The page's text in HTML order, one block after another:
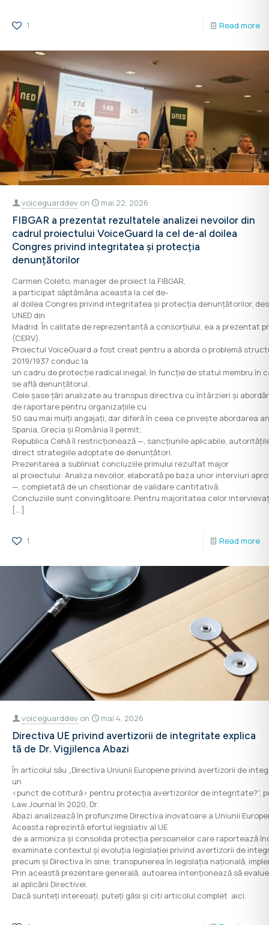
1 Read more
voiceguarddev on mai 22, 2026
FIBGAR a prezentat rezultatele analizei nevoilor din
cadrul proiectului VoiceGuard la cel de-al doilea
Congres privind integritatea și protecția
denunțătorilor
Carmen Coleto, manager de proiect la FIBGAR,
a participat săptămâna aceasta la cel de-
al doilea Congres privind integritatea și protecția denunțătorilor,
UNED din
Madrid. În calitate de reprezentantă a consorțiului, ea a prezentat
(CERV).
Proiectul VoiceGuard a fost creat pentru a aborda o problemă
2019/1937 conduc la
un cadru de protecție radical inegal, în funcție de statul membru în
se află denunțătorul.
Cele șase țări analizate au transpus directiva cu întârzieri și
de raportare pentru organizațiile cu
50 sau mai mulți angajați, dar diferă în ceea ce privește abordarea
Spania, Grecia și România îl permit;
Republica Cehă îl restricționează —, sancțiunile aplicabile,
direct strategiile adoptate de denunțători.
Prezentarea a subliniat concluziile primului rezultat major
al proiectului: Analiza nevoilor, elaborată pe baza unor interviuri
—, completată de un chestionar de validare cantitativă.
Concluziile sunt convingătoare. Pentru majoritatea celor
[…]
1 Read more
voiceguarddev on mai 4, 2026
Directiva UE privind avertizorii de integritate explica
tă de Dr. Vigjilenca Abazi
În articolul său „Directiva Uniunii Europene privind avertizorii de
un
<punct de cotitură> pentru protecția avertizorilor de integritate?”,
Law Journal în 2020, Dr.
Abazi analizează în profunzime Directiva inovatoare a Uniunii
Aceasta reprezintă efortul legislativ al UE
de a armoniza și consolida protecția persoanelor care raportează
examinate contextul și evoluția legislației privind avertizorii de
precum și Directiva în sine, transpunerea în legislația națională,
Prin această prezentare generală, autoarea intenționează să
al aplicării Directivei.
Dacă sunteți interesați, puteți găsi și citi articolul complet aici.